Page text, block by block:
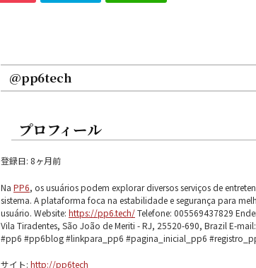
@pp6tech
プロフィール
登録日: 8ヶ月前
Na PP6, os usuários podem explorar diversos serviços de
sistema. A plataforma foca na estabilidade e segurança para
usuário. Website: https://pp6.tech/Telefone: 005569437829
Vila Tiradentes, São João de Meriti - RJ, 25520-690, Brazil E-
#pp6 #pp6blog #linkpara_pp6 #pagina_inicial_pp6
サイト: http://pp6tech